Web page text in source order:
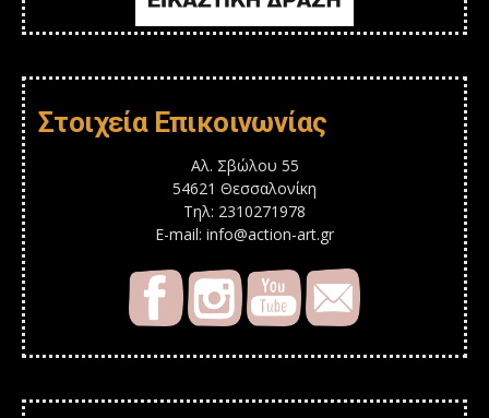
Στοιχεία Επικοινωνίας
Αλ. Σβώλου 55
54621 Θεσσαλονίκη
Τηλ: 2310271978
E-mail: info@action-art.gr